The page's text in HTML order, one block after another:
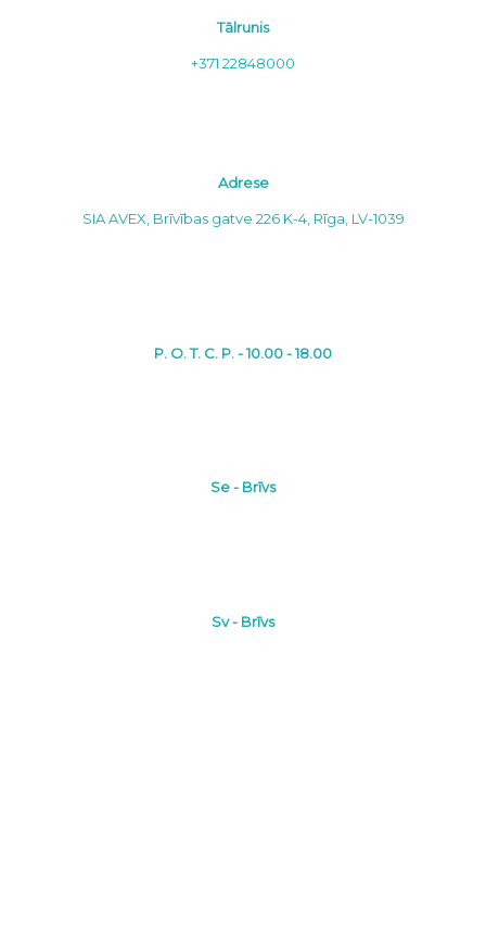
Tālrunis
+371 22848000
Adrese
SIA AVEX, Brīvības gatve 226 K-4, Rīga, LV-1039
P. O. T. C. P. - 10.00 - 18.00
Se - Brīvs
Sv - Brīvs